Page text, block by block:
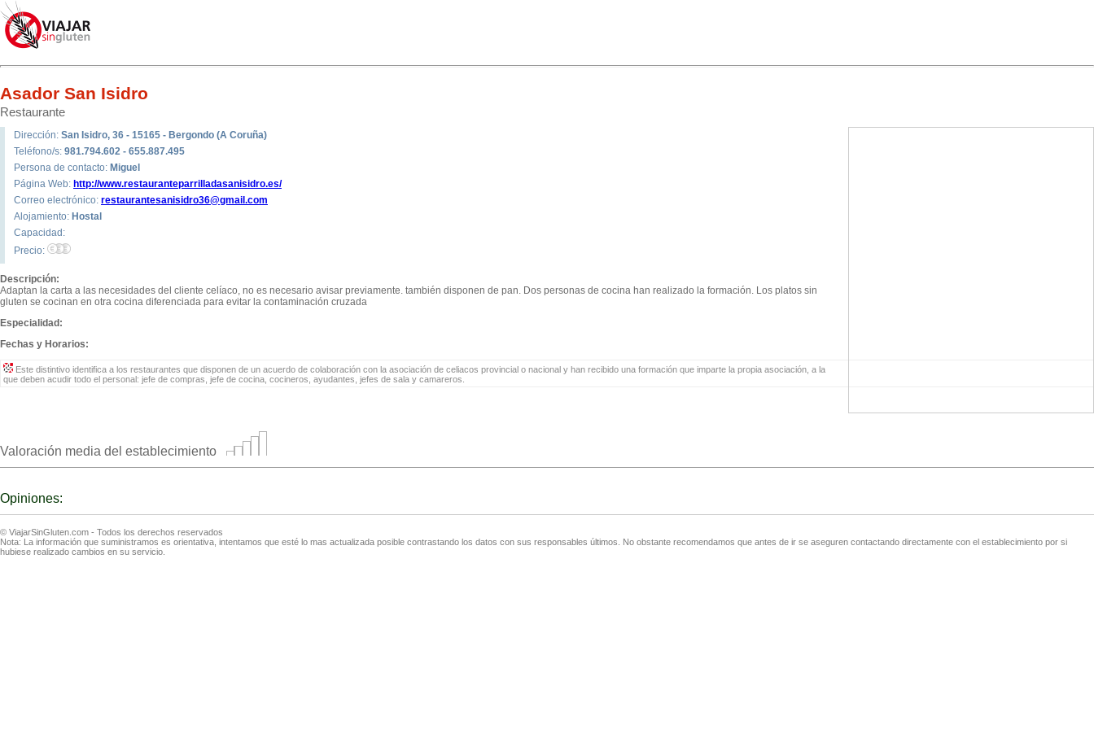
Asador San Isidro
Restaurante
Dirección: San Isidro, 36 - 15165 - Bergondo (A Coruña)
Teléfono/s: 981.794.602 - 655.887.495
Persona de contacto: Miguel
Página Web: http://www.restauranteparrilladasanisidro.es/
Correo electrónico: restaurantesanisidro36@gmail.com
Alojamiento: Hostal
Capacidad:
Precio:
Descripción:
Adaptan la carta a las necesidades del cliente celíaco, no es necesario avisar previamente. también disponen de pan. Dos personas de cocina han realizado la formación. Los platos sin
gluten se cocinan en otra cocina diferenciada para evitar la contaminación cruzada
Especialidad:
Fechas y Horarios:
Este distintivo identifica a los restaurantes que disponen de un acuerdo de colaboración con la asociación de celiacos provincial o nacional y han recibido una formación que imparte la propia asociación, a la
que deben acudir todo el personal: jefe de compras, jefe de cocina, cocineros, ayudantes, jefes de sala y camareros.
Valoración media del establecimiento
Opiniones:
© ViajarSinGluten.com - Todos los derechos reservados
Nota: La información que suministramos es orientativa, intentamos que esté lo mas actualizada posible contrastando los datos con sus responsables últimos. No obstante recomendamos que antes de ir se aseguren contactando directamente con el establecimiento por si
hubiese realizado cambios en su servicio.